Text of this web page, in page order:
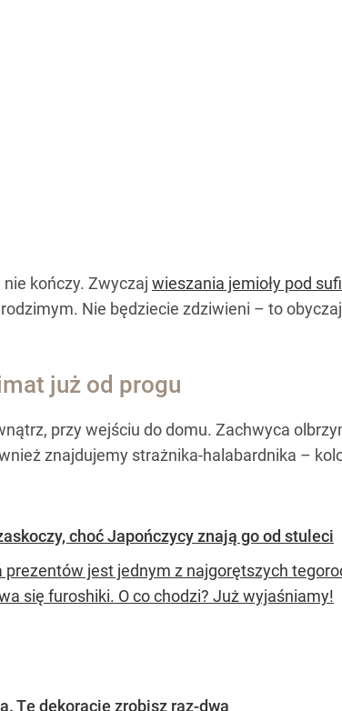
kończy. Zwyczaj wieszania jemioły pod
Nie będziecie zdziwieni – to
już od progu
przy wejściu do domu. Zachwyca
znajdujemy strażnika-halabardnika –
choć Japończycy znają go od stuleci
jest jednym z najgorętszych
się furoshiki. O co chodzi? Już wyjaśniamy!
Tę dekorację zrobisz raz-dwa